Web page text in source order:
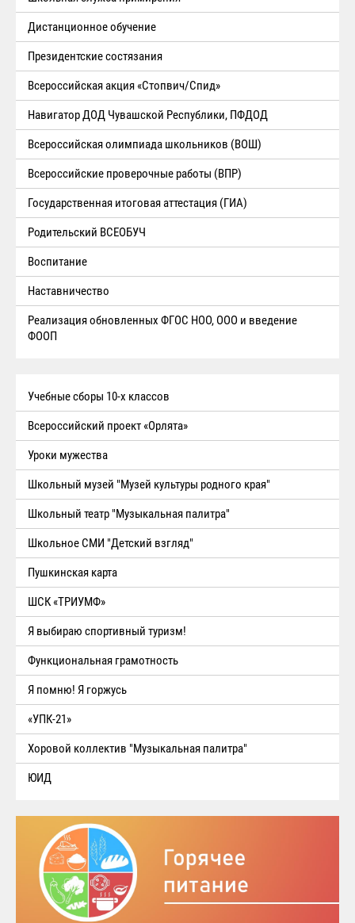
Дистанционное обучение
Президентские состязания
Всероссийская акция «Стопвич/Спид»
Навигатор ДОД Чувашской Республики, ПФДОД
Всероссийская олимпиада школьников (ВОШ)
Всероссийские проверочные работы (ВПР)
Государственная итоговая аттестация (ГИА)
Родительский ВСЕОБУЧ
Воспитание
Наставничество
Реализация обновленных ФГОС НОО, ООО и введение
ФООП
Учебные сборы 10-х классов
Всероссийский проект «Орлята»
Уроки мужества
Школьный музей "Музей культуры родного края"
Школьный театр "Музыкальная палитра"
Школьное СМИ "Детский взгляд"
Пушкинская карта
ШСК «ТРИУМФ»
Я выбираю спортивный туризм!
Функциональная грамотность
Я помню! Я горжусь
«УПК-21»
Хоровой коллектив "Музыкальная палитра"
ЮИД